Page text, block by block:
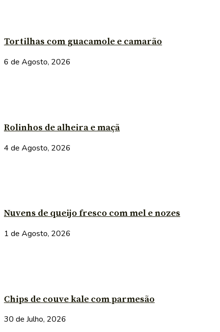
Tortilhas com guacamole e camarão
6 de Agosto, 2026
Rolinhos de alheira e maçã
4 de Agosto, 2026
Nuvens de queijo fresco com mel e nozes
1 de Agosto, 2026
Chips de couve kale com parmesão
30 de Julho, 2026